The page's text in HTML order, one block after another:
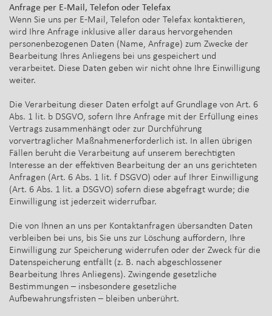
Anfrage per E-Mail, Telefon oder Telefax
Wenn Sie uns per E-Mail, Telefon oder Telefax kontaktieren,
wird Ihre Anfrage inklusive aller daraus hervorgehenden
personenbezogenen Daten (Name, Anfrage) zum Zwecke der
Bearbeitung Ihres Anliegens bei uns gespeichert und
verarbeitet. Diese Daten geben wir nicht ohne Ihre Einwilligung
weiter.
Die Verarbeitung dieser Daten erfolgt auf Grundlage von Art. 6
Abs. 1 lit. b DSGVO, sofern Ihre Anfrage mit der Erfüllung eines
Vertrags zusammenhängt oder zur Durchführung
vorvertraglicher Maßnahmenerforderlich ist. In allen übrigen
Fällen beruht die Verarbeitung auf unserem berechtigten
Interesse an der effektiven Bearbeitung der an uns gerichteten
Anfragen (Art. 6 Abs. 1 lit. f DSGVO) oder auf Ihrer Einwilligung
(Art. 6 Abs. 1 lit. a DSGVO) sofern diese abgefragt wurde; die
Einwilligung ist jederzeit widerrufbar.
Die von Ihnen an uns per Kontaktanfragen übersandten Daten
verbleiben bei uns, bis Sie uns zur Löschung auffordern, Ihre
Einwilligung zur Speicherung widerrufen oder der Zweck für die
Datenspeicherung entfällt (z. B. nach abgeschlossener
Bearbeitung Ihres Anliegens). Zwingende gesetzliche
Bestimmungen – insbesondere gesetzliche
Aufbewahrungsfristen – bleiben unberührt.